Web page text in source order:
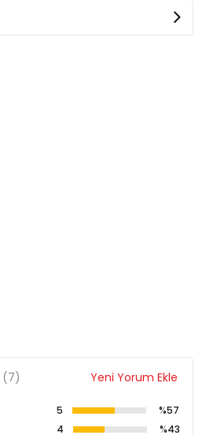
(7) Yeni Yorum Ekle
5
%57
4
%43